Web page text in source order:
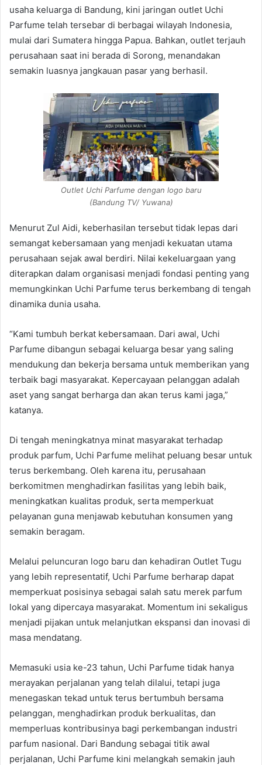
usaha keluarga di Bandung, kini jaringan outlet Uchi
Parfume telah tersebar di berbagai wilayah Indonesia,
mulai dari Sumatera hingga Papua. Bahkan, outlet terjauh
perusahaan saat ini berada di Sorong, menandakan
semakin luasnya jangkauan pasar yang berhasil.
Outlet Uchi Parfume dengan logo baru
(Bandung TV/ Yuwana)
Menurut Zul Aidi, keberhasilan tersebut tidak lepas dari
semangat kebersamaan yang menjadi kekuatan utama
perusahaan sejak awal berdiri. Nilai kekeluargaan yang
diterapkan dalam organisasi menjadi fondasi penting yang
memungkinkan Uchi Parfume terus berkembang di tengah
dinamika dunia usaha.
“Kami tumbuh berkat kebersamaan. Dari awal, Uchi
Parfume dibangun sebagai keluarga besar yang saling
mendukung dan bekerja bersama untuk memberikan yang
terbaik bagi masyarakat. Kepercayaan pelanggan adalah
aset yang sangat berharga dan akan terus kami jaga,”
katanya.
Di tengah meningkatnya minat masyarakat terhadap
produk parfum, Uchi Parfume melihat peluang besar untuk
terus berkembang. Oleh karena itu, perusahaan
berkomitmen menghadirkan fasilitas yang lebih baik,
meningkatkan kualitas produk, serta memperkuat
pelayanan guna menjawab kebutuhan konsumen yang
semakin beragam.
Melalui peluncuran logo baru dan kehadiran Outlet Tugu
yang lebih representatif, Uchi Parfume berharap dapat
memperkuat posisinya sebagai salah satu merek parfum
lokal yang dipercaya masyarakat. Momentum ini sekaligus
menjadi pijakan untuk melanjutkan ekspansi dan inovasi di
masa mendatang.
Memasuki usia ke-23 tahun, Uchi Parfume tidak hanya
merayakan perjalanan yang telah dilalui, tetapi juga
menegaskan tekad untuk terus bertumbuh bersama
pelanggan, menghadirkan produk berkualitas, dan
memperluas kontribusinya bagi perkembangan industri
parfum nasional. Dari Bandung sebagai titik awal
perjalanan, Uchi Parfume kini melangkah semakin jauh